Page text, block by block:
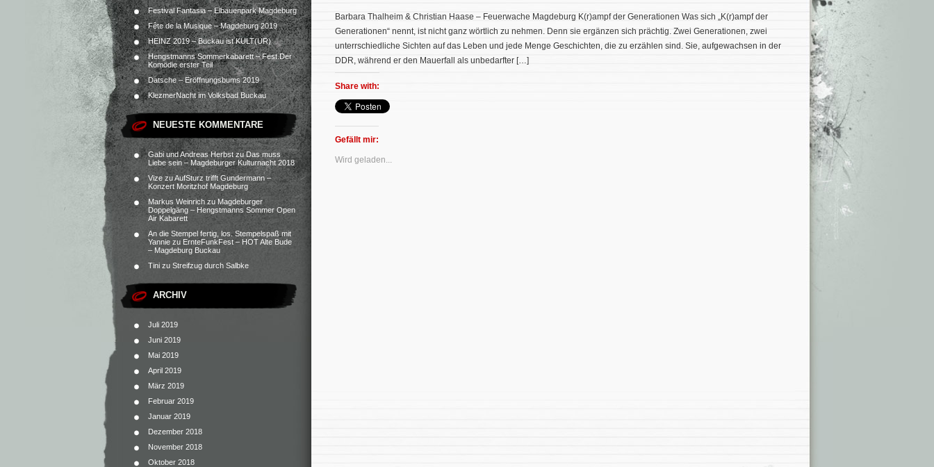
Festival Fantasia – Elbauenpark Magdeburg
Fête de la Musique – Magdeburg 2019
HEINZ 2019 – Buckau ist KULT(UR)
Hengstmanns Sommerkabarett – Fest.Der
Komödie erster Teil
Datsche – Eröffnungsbums 2019
KlezmerNacht im Volksbad Buckau
NEUESTE KOMMENTARE
Gabi und Andreas HerbstzuDas muss
Liebe sein – Magdeburger Kulturnacht 2018
Vize zuAufSturz trifft Gundermann –
Konzert Moritzhof Magdeburg
Markus Weinrich zu Magdeburger
Doppelgäng – Hengstmanns Sommer Open
Air Kabarett
An die Stempel fertig, los. Stempelspaß mit
Yannie zu ErnteFunkFest – HOT Alte Bude
– Magdeburg Buckau
Tini zu Streifzug durch Salbke
ARCHIV
Juli 2019
Juni 2019
Mai 2019
April 2019
März 2019
Februar 2019
Januar 2019
Dezember 2018
November 2018
Oktober 2018
Barbara Thalheim & Christian Haase – Feuerwache Magdeburg K(r)ampf der Generationen Was sich „K(r)ampf der
Generationen“ nennt, ist nicht ganz wörtlich zu nehmen. Denn sie ergänzen sich prächtig. Zwei Generationen, zwei
unterrschiedliche Sichten auf das Leben und jede Menge Geschichten, die zu erzählen sind. Sie, aufgewachsen in der
DDR, während er den Mauerfall als unbedarfter […]
Share with:
Gefällt mir:
Wird geladen...